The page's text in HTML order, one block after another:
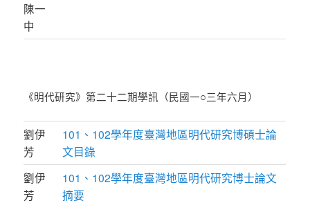
陳一
中
《明代研究》第二十二期學訊（民國一○三年六月）
劉伊
芳
101、102學年度臺灣地區明代研究博碩士論
文目錄
劉伊
芳
101、102學年度臺灣地區明代研究博士論文
摘要